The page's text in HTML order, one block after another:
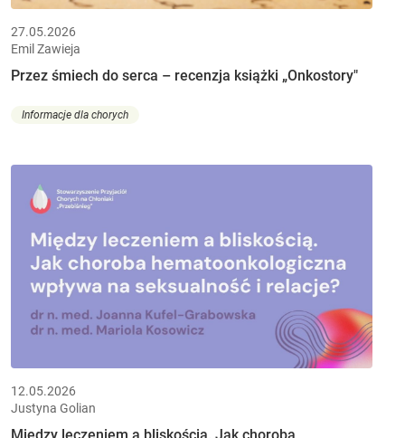
27.05.2026
Emil Zawieja
Przez śmiech do serca – recenzja książki „Onkostory"
Informacje dla chorych
12.05.2026
Justyna Golian
Między leczeniem a bliskością. Jak choroba